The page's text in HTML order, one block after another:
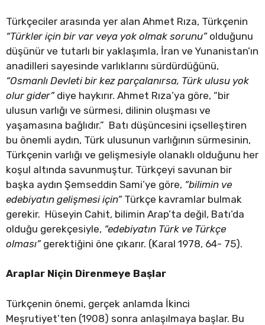
Türkçeciler arasında yer alan Ahmet Rıza, Türkçenin
“Türkler için bir var veya yok olmak sorunu” olduğunu
düşünür ve tutarlı bir yaklaşımla, İran ve Yunanistan’ın
anadilleri sayesinde varlıklarını sürdürdüğünü,
“Osmanlı Devleti bir kez parçalanırsa, Türk ulusu yok
olur gider”diye haykırır. Ahmet Rıza’ya göre, “bir
ulusun varlığı ve sürmesi, dilinin oluşması ve
yaşamasına bağlıdır.” Batı düşüncesini içselleştiren
bu önemli aydın, Türk ulusunun varlığının sürmesinin,
Türkçenin varlığı ve gelişmesiyle olanaklı olduğunu her
koşul altında savunmuştur. Türkçeyi savunan bir
başka aydın Şemseddin Sami’ye göre, “bilimin ve
edebiyatın gelişmesi için”Türkçe kavramlar bulmak
gerekir. Hüseyin Cahit, bilimin Arap’ta değil, Batı’da
olduğu gerekçesiyle, “edebiyatın Türk ve Türkçe
olması”gerektiğini öne çıkarır. (Karal 1978, 64- 75).
Araplar Niçin Direnmeye Başlar
Türkçenin önemi, gerçek anlamda İkinci
Meşrutiyet’ten (1908) sonra anlaşılmaya başlar. Bu